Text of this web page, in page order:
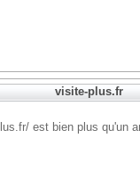
visite-plus.fr
est bien plus qu'un